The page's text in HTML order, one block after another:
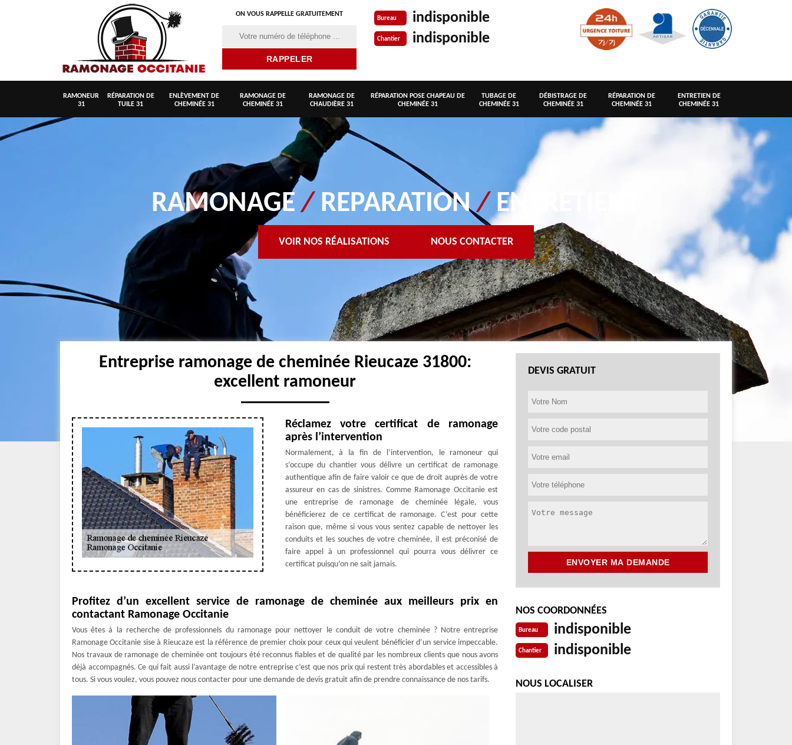
ON VOUS RAPPELLE GRATUITEMENT
Bureau indisponible
Chantier indisponible
RAMONEUR
31
RÉPARATION DE
TUILE 31
ENLÈVEMENT DE
CHEMINÉE 31
RAMONAGE DE
CHEMINÉE 31
RAMONAGE DE
CHAUDIÈRE 31
RÉPARATION POSE CHAPEAU DE
CHEMINÉE 31
TUBAGE DE
CHEMINÉE 31
DÉBISTRAGE DE
CHEMINÉE 31
RÉPARATION DE
CHEMINÉE 31
ENTRETIEN DE
CHEMINÉE 31
RAMONAGE/ REPARATION/ ENTRETIENT
VOIR NOS RÉALISATIONS NOUS CONTACTER
Entreprise ramonage de cheminée Rieucaze 31800:
excellent ramoneur
Réclamez votre certificat de ramonage
après l’intervention
Normalement, à la fin de l’intervention, le ramoneur qui
s’occupe du chantier vous délivre un certificat de ramonage
authentique afin de faire valoir ce que de droit auprès de votre
assureur en cas de sinistres. Comme Ramonage Occitanie est
une entreprise de ramonage de cheminée légale, vous
bénéficierez de ce certificat de ramonage. C’est pour cette
raison que, même si vous vous sentez capable de nettoyer les
conduits et les souches de votre cheminée, il est préconisé de
faire appel à un professionnel qui pourra vous délivrer ce
certificat puisqu’on ne sait jamais.
Profitez d’un excellent service de ramonage de cheminée aux meilleurs prix en
contactant Ramonage Occitanie
Vous êtes à la recherche de professionnels du ramonage pour nettoyer le conduit de votre cheminée ? Notre entreprise
Ramonage Occitanie sise à Rieucaze est la référence de premier choix pour ceux qui veulent bénéficier d’un service impeccable.
Nos travaux de ramonage de cheminée ont toujours été reconnus fiables et de qualité par les nombreux clients que nous avons
déjà accompagnés. Ce qui fait aussi l’avantage de notre entreprise c’est que nos prix qui restent très abordables et accessibles à
tous. Si vous voulez, vous pouvez nous contacter pour une demande de devis gratuit afin de prendre connaissance de nos tarifs.
DEVIS GRATUIT
NOS COORDONNÉES
Bureau indisponible
Chantier indisponible
NOUS LOCALISER